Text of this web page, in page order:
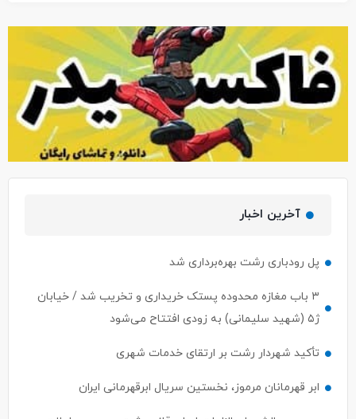
آخرین اخبار
پل رودباری رشت بهره‌برداری شد
۳ باب مغازه محدوده پستک خریداری و تخریب شد / خیابان
ژ۵ (شهید سلیمانی) به زودی افتتاح می‌شود
تأکید شهردار رشت بر ارتقای خدمات شهری
ابر قهرمانان مرموز، نخستین سریال ابرقهرمانی ایران